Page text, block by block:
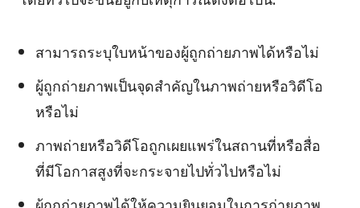
สามารถระบุใบหน้าของผู้ถูกถ่ายภาพได้หรือไม่
ผู้ถูกถ่ายภาพเป็นจุดสำคัญในภาพถ่ายหรือวิดีโอ
หรือไม่
ภาพถ่ายหรือวิดีโอถูกเผยแพร่ในสถานที่หรือสื่อ
ที่มีโอกาสสูงที่จะกระจายไปทั่วไปหรือไม่
ผู้ถูกถ่ายภาพได้ให้ความยินยอมในการถ่ายภาพ